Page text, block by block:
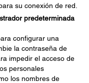
su conexión de red.
predeterminada
configurar una
la contraseña de
impedir el acceso de
personales
los nombres de